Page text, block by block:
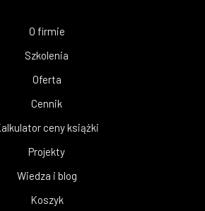
O firmie
Szkolenia
Oferta
Cennik
ceny książki
Projekty
Wiedza i blog
Koszyk